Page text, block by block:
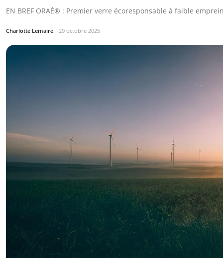
EN BREF ORAÉ® : Premier verre écoresponsable à faible
Charlotte Lemaire 29 octobre 2025